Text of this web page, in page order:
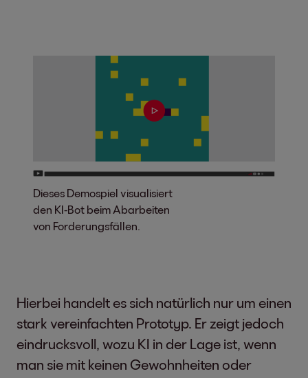
Dieses Demospiel visualisiert
den KI-Bot beim Abarbeiten
von Forderungsfällen.
Hierbei handelt es sich natürlich nur um einen
stark vereinfachten Prototyp. Er zeigt jedoch
eindrucksvoll, wozu KI in der Lage ist, wenn
man sie mit keinen Gewohnheiten oder